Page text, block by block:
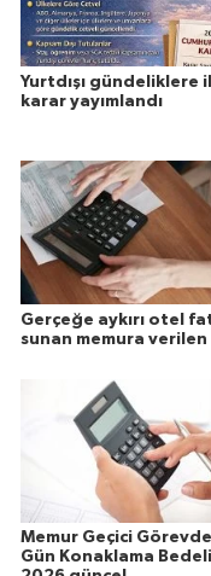
Yurtdışı gündeliklere
karar yayımlandı
Gerçeğe aykırı otel
sunan memura verilen
Memur Geçici
Gün Konaklama Bedeli